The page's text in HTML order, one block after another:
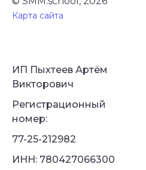
Карта сайта
ИП Пыхтеев Артём
Викторович
Регистрационный
номер:
77-25-212982
ИНН: 780427066300